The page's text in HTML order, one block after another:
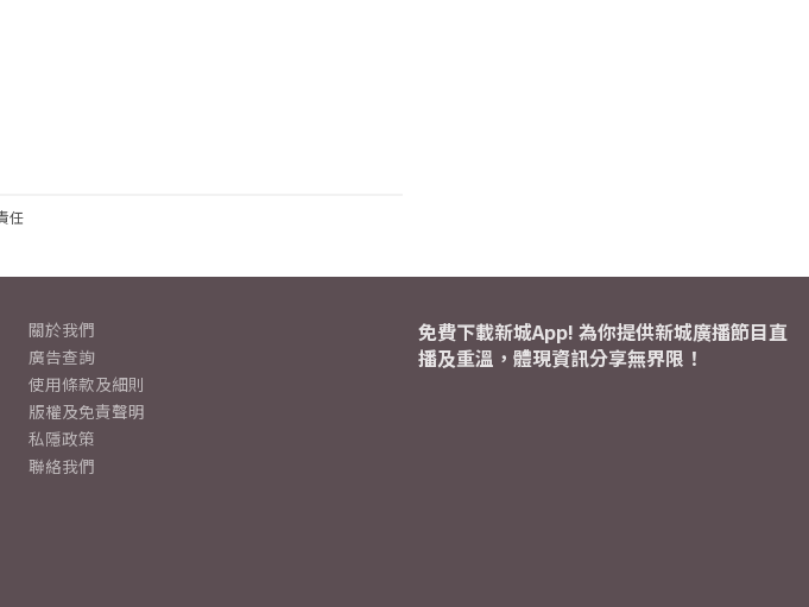
任
關於我們
廣告查詢
使用條款及細則
版權及免責聲明
私隱政策
聯絡我們
免費下載新城App! 為你提供新城廣播節目直
播及重溫，體現資訊分享無界限！